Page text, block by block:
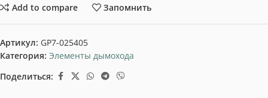
Add to compare Запомнить
Артикул: GP7-025405
Категория: Элементы дымохода
Поделиться: